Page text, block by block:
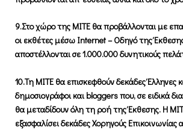
9.Στο χώρο της ΜΙΤΕ θα προβάλλονται με
οι εκθέτες μέσω Internet– Οδηγό της
αποστέλλονται σε 1.000.000 δυνητικούς
10.Τη ΜΙΤΕ θα επισκεφθούν δεκάδες Έλληνες
δημοσιογράφοι και bloggersπου, σε ειδικά
θα μεταδίδουν όλη τη ροή της Έκθεσης. Η
εξασφαλίσει δεκάδες Χορηγούς Επικοινωνίας